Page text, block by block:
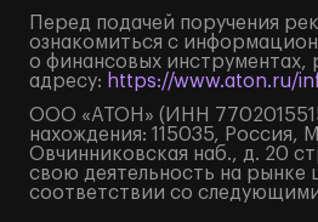
Перед подачей поручения
ознакомиться с
о финансовых
адресу: https://www.aton.ru/
ООО «АТОН» (ИНН
нахождения: 115035, Россия,
Овчинниковская наб., д. 20
свою деятельность на рынке
соответствии со